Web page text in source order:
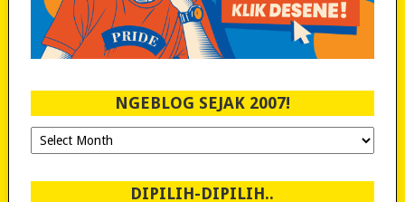
NGEBLOG SEJAK 2007!
Ngeblog
Sejak
DIPILIH-DIPILIH..